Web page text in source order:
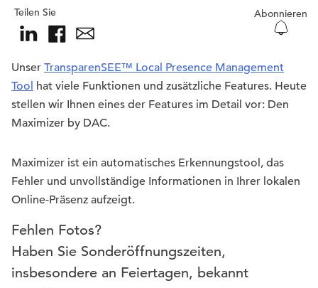
Teilen Sie Abonnieren
Unser TransparenSEE™ Local Presence Management
Tool hat viele Funktionen und zusätzliche Features. Heute
stellen wir Ihnen eines der Features im Detail vor: Den
Maximizer by DAC.
Maximizer ist ein automatisches Erkennungstool, das
Fehler und unvollständige Informationen in Ihrer lokalen
Online-Präsenz aufzeigt.
Fehlen Fotos?
Haben Sie Sonderöffnungszeiten,
insbesondere an Feiertagen, bekannt